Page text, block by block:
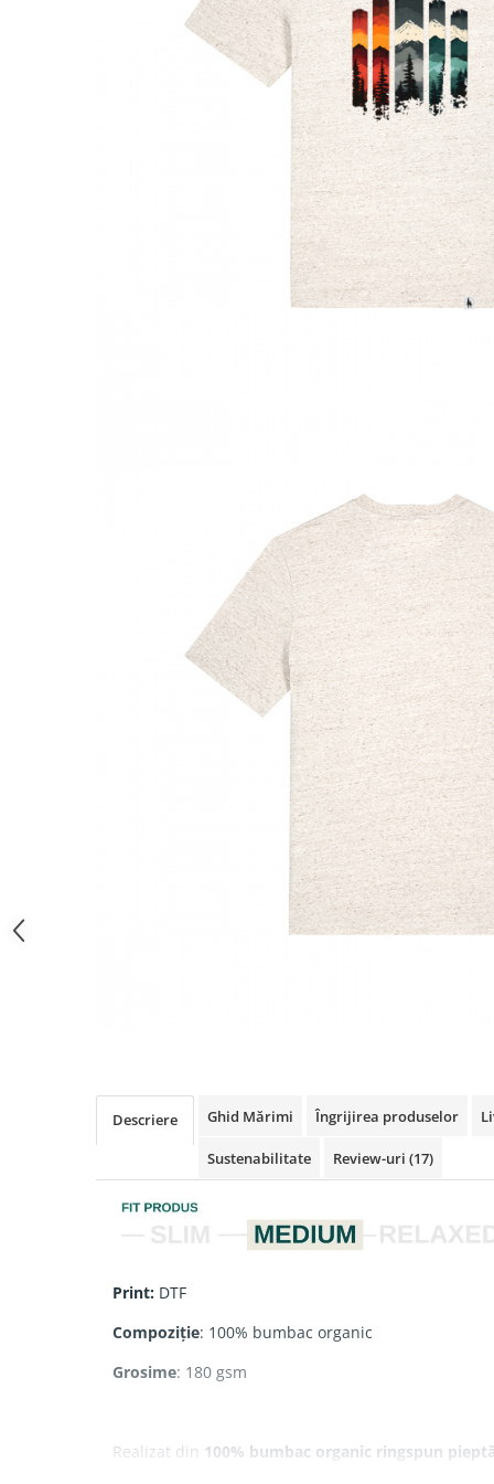
Descriere Ghid Mărimi Îngrijirea produselor
Sustenabilitate Review-uri (17)
Print: DTF
Compoziție: 100% bumbac organic
Grosime: 180 gsm
Realizat din 100% bumbac organic ringspun